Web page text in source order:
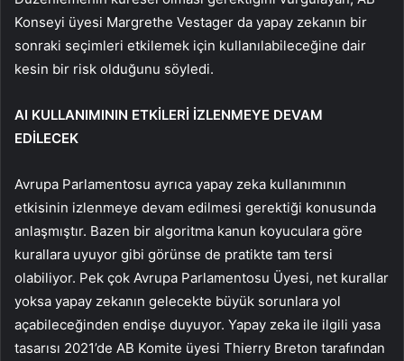
Konseyi üyesi Margrethe Vestager da yapay zekanın bir
sonraki seçimleri etkilemek için kullanılabileceğine dair
kesin bir risk olduğunu söyledi.
AI KULLANIMININ ETKİLERİ İZLENMEYE DEVAM
EDİLECEK
Avrupa Parlamentosu ayrıca yapay zeka kullanımının
etkisinin izlenmeye devam edilmesi gerektiği konusunda
anlaşmıştır. Bazen bir algoritma kanun koyuculara göre
kurallara uyuyor gibi görünse de pratikte tam tersi
olabiliyor. Pek çok Avrupa Parlamentosu Üyesi, net kurallar
yoksa yapay zekanın gelecekte büyük sorunlara yol
açabileceğinden endişe duyuyor. Yapay zeka ile ilgili yasa
tasarısı 2021’de AB Komite üyesi Thierry Breton tarafından